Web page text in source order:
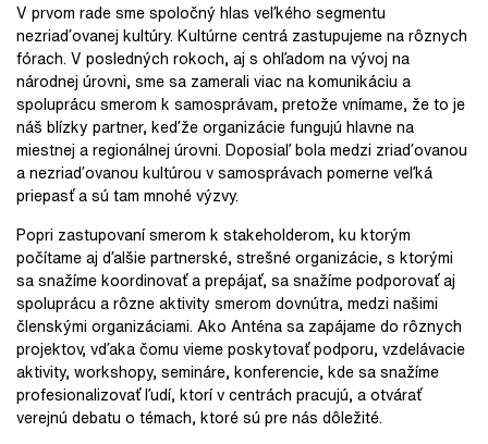
V prvom rade sme spoločný hlas veľkého segmentu
nezriaďovanej kultúry. Kultúrne centrá zastupujeme na rôznych
fórach. V posledných rokoch, aj s ohľadom na vývoj na
národnej úrovni, sme sa zamerali viac na komunikáciu a
spoluprácu smerom k samosprávam, pretože vnímame, že to je
náš blízky partner, keďže organizácie fungujú hlavne na
miestnej a regionálnej úrovni. Doposiaľ bola medzi zriaďovanou
a nezriaďovanou kultúrou v samosprávach pomerne veľká
priepasť a sú tam mnohé výzvy.
Popri zastupovaní smerom k stakeholderom, ku ktorým
počítame aj ďalšie partnerské, strešné organizácie, s ktorými
sa snažíme koordinovať a prepájať, sa snažíme podporovať aj
spoluprácu a rôzne aktivity smerom dovnútra, medzi našimi
členskými organizáciami. Ako Anténa sa zapájame do rôznych
projektov, vďaka čomu vieme poskytovať podporu, vzdelávacie
aktivity, workshopy, semináre, konferencie, kde sa snažíme
profesionalizovať ľudí, ktorí v centrách pracujú, a otvárať
verejnú debatu o témach, ktoré sú pre nás dôležité.